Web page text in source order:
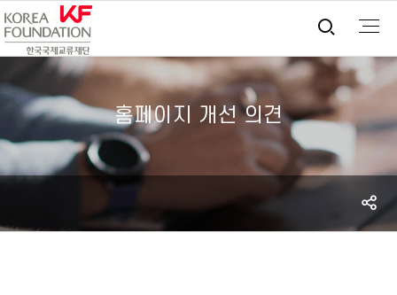
통합
홈페이지 개선 의견